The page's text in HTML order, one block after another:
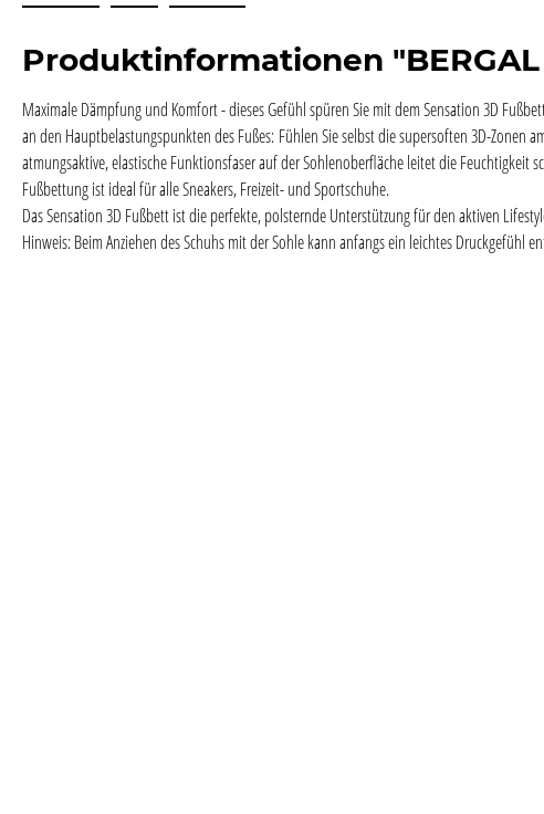
Produktinformationen "BERGAL
Maximale Dämpfung und Komfort - dieses Gefühl spüren Sie mit dem Sensation 3D
an den Hauptbelastungspunkten des Fußes: Fühlen Sie selbst die supersoften 3D-Zonen
atmungsaktive, elastische Funktionsfaser auf der Sohlenoberfläche leitet die Feuchtigkeit
Fußbettung ist ideal für alle Sneakers, Freizeit- und Sportschuhe.
Das Sensation 3D Fußbett ist die perfekte, polsternde Unterstützung für den aktiven
Hinweis: Beim Anziehen des Schuhs mit der Sohle kann anfangs ein leichtes Druckgefühl